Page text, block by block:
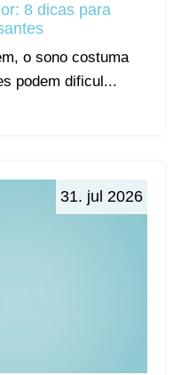
8 dicas para
o sono costuma
podem dificul...
31. jul 2026